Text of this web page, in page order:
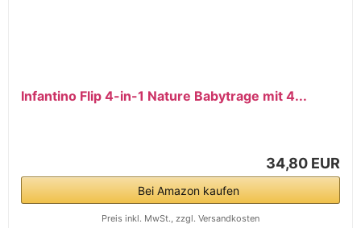
Infantino Flip 4-in-1 Nature Babytrage mit 4...
34,80 EUR
Bei Amazon kaufen
Preis inkl. MwSt., zzgl. Versandkosten